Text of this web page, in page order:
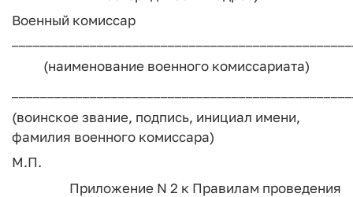
Военный комиссар
(наименование военного комиссариата)
(воинское звание, подпись, инициал имени,
фамилия военного комиссара)
М.П.
Приложение N 2 к Правилам проведения